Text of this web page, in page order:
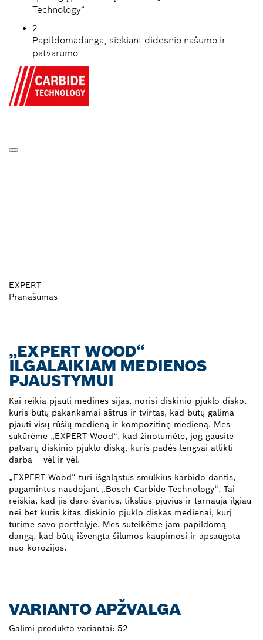
Technology“
2
Papildomadanga, siekiant didesnio našumo ir
patvarumo
EXPERT
Pranašumas
„EXPERT WOOD“
ILGALAIKIAM MEDIENOS
PJAUSTYMUI
Kai reikia pjauti medines sijas, norisi diskinio pjūklo disko,
kuris būtų pakankamai aštrus ir tvirtas, kad būtų galima
pjauti visų rūšių medieną ir kompozitinę medieną. Mes
sukūrėme „EXPERT Wood“, kad žinotumėte, jog gausite
patvarų diskinio pjūklo diską, kuris padės lengvai atlikti
darbą – vėl ir vėl.
„EXPERT Wood“ turi išgaląstus smulkius karbido dantis,
pagamintus naudojant „Bosch Carbide Technology“. Tai
reiškia, kad jis daro švarius, tikslius pjūvius ir tarnauja ilgiau
nei bet kuris kitas diskinio pjūklo diskas medienai, kurį
turime savo portfelyje. Mes suteikėme jam papildomą
dangą, kad būtų išvengta šilumos kaupimosi ir apsaugota
nuo korozijos.
VARIANTO APŽVALGA
Galimi produkto variantai: 52